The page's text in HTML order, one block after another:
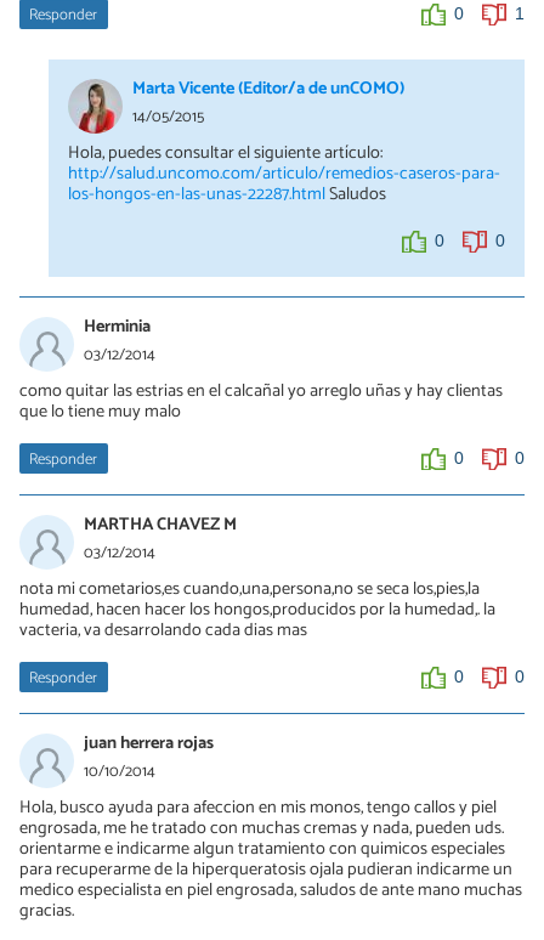
Responder 0 1
Marta Vicente (Editor/a de unCOMO)
14/05/2015
Hola, puedes consultar el siguiente artículo:
http://salud.uncomo.com/articulo/remedios-caseros-para-
los-hongos-en-las-unas-22287.htmlSaludos
0 0
Herminia
03/12/2014
como quitar las estrias en el calcañal yo arreglo uñas y hay clientas
que lo tiene muy malo
Responder 0 0
MARTHA CHAVEZ M
03/12/2014
nota mi cometarios,es cuando,una,persona,no se seca los,pies,la
humedad, hacen hacer los hongos,producidos por la humedad,. la
vacteria, va desarrolando cada dias mas
Responder 0 0
juan herrera rojas
10/10/2014
Hola, busco ayuda para afeccion en mis monos, tengo callos y piel
engrosada, me he tratado con muchas cremas y nada, pueden uds.
orientarme e indicarme algun tratamiento con quimicos especiales
para recuperarme de la hiperqueratosis ojala pudieran indicarme un
medico especialista en piel engrosada, saludos de ante mano muchas
gracias.